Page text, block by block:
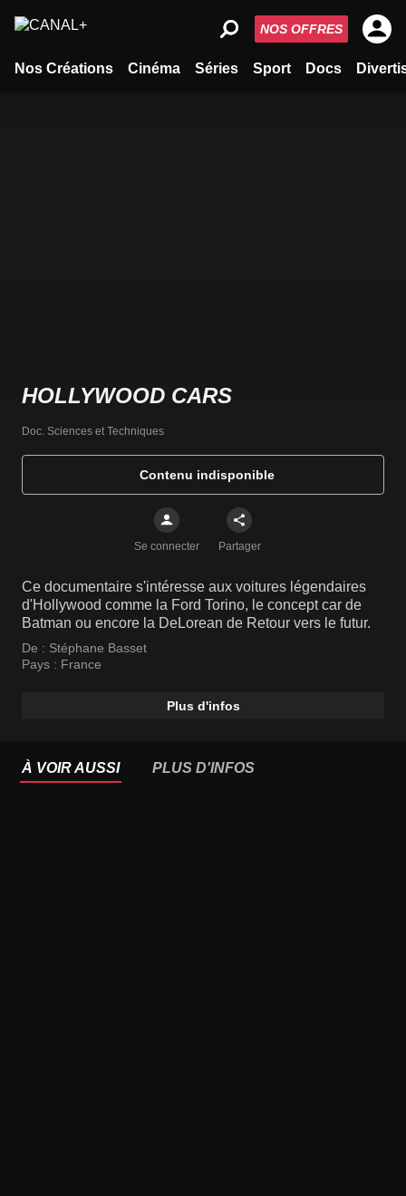
Nos Créations Cinéma Séries Sport Docs
NOS OFFRES
HOLLYWOOD CARS
Doc. Sciences et Techniques
Contenu indisponible
Se connecter Partager
Ce documentaire s'intéresse aux voitures légendaires
d'Hollywood comme la Ford Torino, le concept car de
Batman ou encore la DeLorean de Retour vers le futur.
De : Stéphane Basset
Pays : France
Plus d'infos
À VOIR AUSSI PLUS D'INFOS